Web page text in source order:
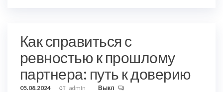
Как справиться с
ревностью к прошлому
партнера: путь к доверию
05.08.2024 от admin Выкл